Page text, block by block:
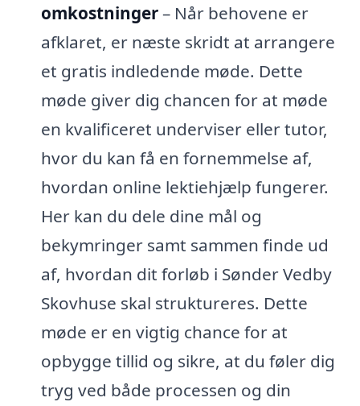
omkostninger– Når behovene er
afklaret, er næste skridt at arrangere
et gratis indledende møde. Dette
møde giver dig chancen for at møde
en kvalificeret underviser eller tutor,
hvor du kan få en fornemmelse af,
hvordan online lektiehjælp fungerer.
Her kan du dele dine mål og
bekymringer samt sammen finde ud
af, hvordan dit forløb i Sønder Vedby
Skovhuse skal struktureres. Dette
møde er en vigtig chance for at
opbygge tillid og sikre, at du føler dig
tryg ved både processen og din